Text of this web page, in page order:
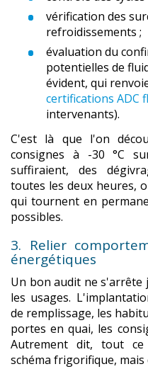
vérification des
refroidissements ;
évaluation du
potentielles de
évident, qui
certifications ADC
intervenants).
C'est là que l'on
consignes à -30 °C
suffiraient, des
toutes les deux heures,
qui tournent en
possibles.
3. Relier
énergétiques
Un bon audit ne s'arrête
les usages.
de remplissage, les
portes en quai, les
Autrement dit, tout
schéma frigorifique, mais